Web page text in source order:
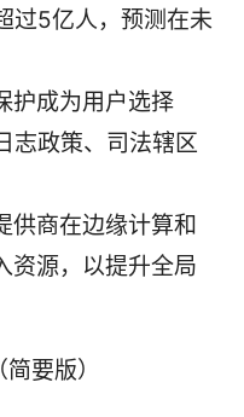
过5亿人，预测在未
护成为用户选择
志政策、司法辖区
供商在边缘计算和
资源，以提升全局
要版）